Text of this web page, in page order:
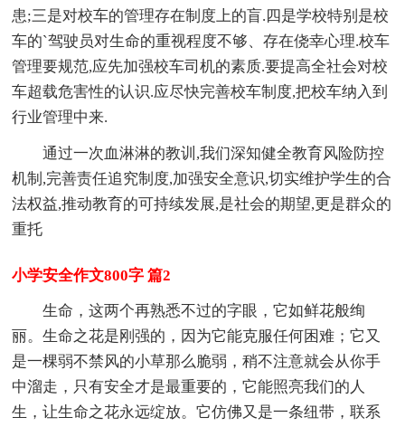
患;三是对校车的管理存在制度上的盲.四是学校特别是校
车的`驾驶员对生命的重视程度不够、存在侥幸心理.校车
管理要规范,应先加强校车司机的素质.要提高全社会对校
车超载危害性的认识.应尽快完善校车制度,把校车纳入到
行业管理中来.
通过一次血淋淋的教训,我们深知健全教育风险防控
机制,完善责任追究制度,加强安全意识,切实维护学生的合
法权益,推动教育的可持续发展,是社会的期望,更是群众的
重托
小学安全作文800字 篇2
生命，这两个再熟悉不过的字眼，它如鲜花般绚
丽。生命之花是刚强的，因为它能克服任何困难；它又
是一棵弱不禁风的小草那么脆弱，稍不注意就会从你手
中溜走，只有安全才是最重要的，它能照亮我们的人
生，让生命之花永远绽放。它仿佛又是一条纽带，联系